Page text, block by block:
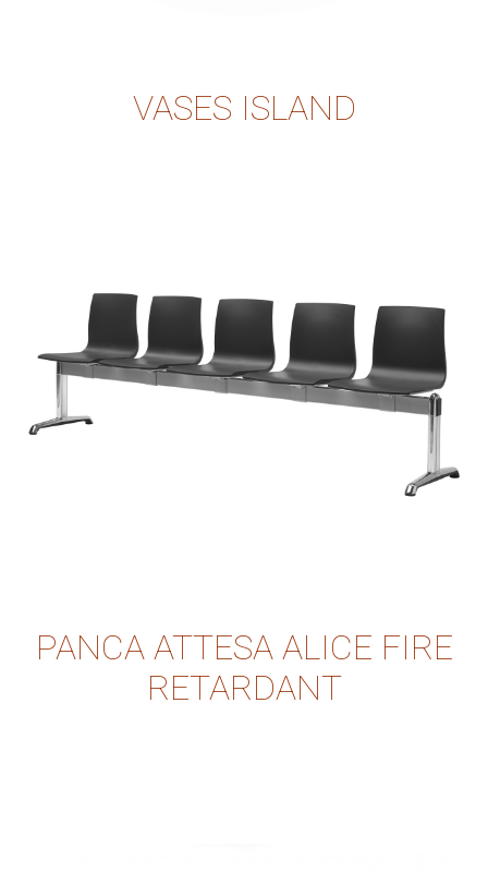
VASES ISLAND
PANCA ATTESA ALICE FIRE
RETARDANT